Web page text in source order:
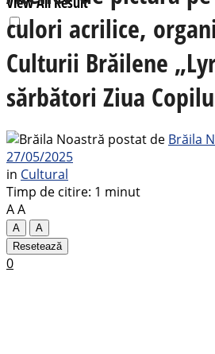
culori acrilice,
Culturii Brăilene
sărbători Ziua
postat de Brăila
27/05/2025
in Cultural
Timp de citire: 1 minut
AA
A
A
Resetează
0